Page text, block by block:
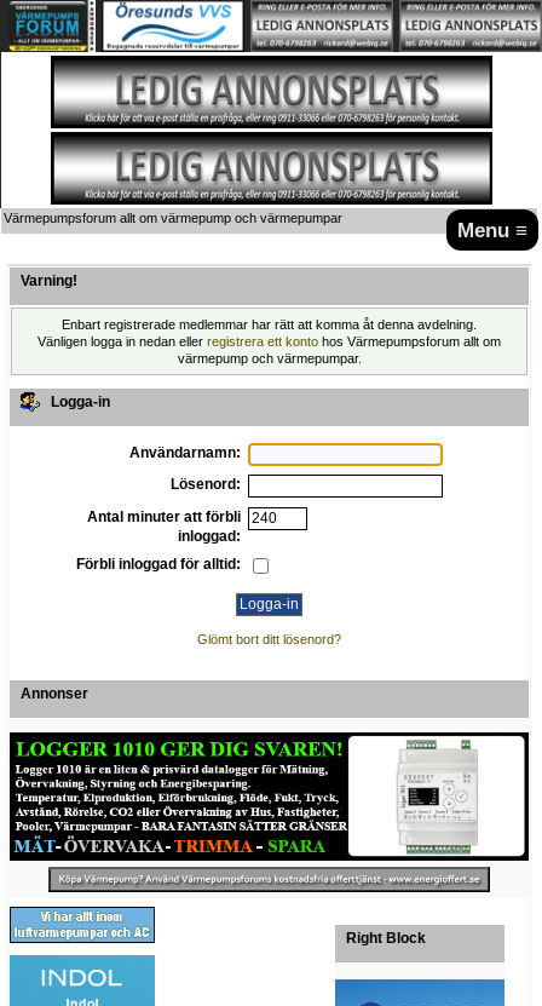
Menu ≡
Värmepumpsforum allt om värmepump och värmepumpar
Varning!
Enbart registrerade medlemmar har rätt att komma åt denna avdelning.
Vänligen logga in nedan eller registrera ett konto hos Värmepumpsforum allt om
värmepump och värmepumpar.
Logga-in
Användarnamn:
Lösenord:
Antal minuter att förbli
inloggad:
Förbli inloggad för alltid:
Glömt bort ditt lösenord?
Annonser
Right Block